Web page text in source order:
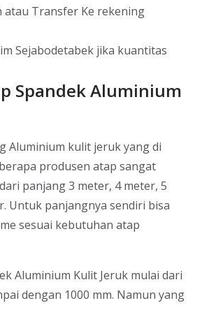
atau Transfer Ke rekening
Sejabodetabek jika kuantitas
Spandek Aluminium
Aluminium kulit jeruk yang di
produsen atap sangat
panjang 3 meter, 4 meter, 5
Untuk panjangnya sendiri bisa
sesuai kebutuhan atap
Aluminium Kulit Jeruk mulai dari
dengan 1000 mm. Namun yang